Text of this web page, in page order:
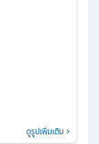
ดูรูปเพิ่มเติม